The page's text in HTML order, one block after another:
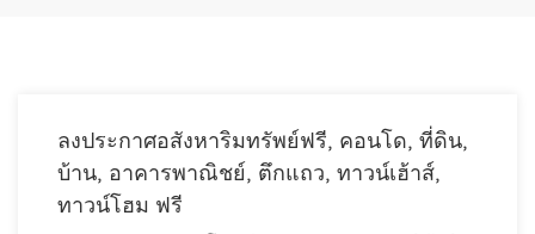
ลงประกาศอสังหาริมทรัพย์ฟรี, คอนโด, ที่ดิน,
บ้าน, อาคารพาณิชย์, ตึกแถว, ทาวน์เฮ้าส์,
ทาวน์โฮม ฟรี